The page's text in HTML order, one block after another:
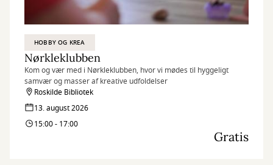
HOBBY OG KREA
Nørkleklubben
Kom og vær med i Nørkleklubben, hvor vi mødes til hyggeligt
samvær og masser af kreative udfoldelser
Roskilde Bibliotek
13. august 2026
15:00 - 17:00
Gratis